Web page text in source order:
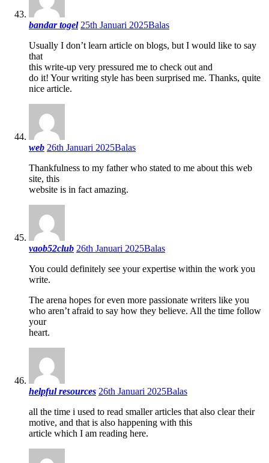
bandar togel 25th Januari 2025Balas
Usually I don’t learn article on blogs, but I would like to say
that
this write-up very pressured me to check out and
do it! Your writing style has been surprised me. Thanks, quite
nice article.
web 26th Januari 2025Balas
Thankfulness to my father who stated to me about this web
site, this
website is in fact amazing.
vaob52club 26th Januari 2025Balas
You could definitely see your expertise within the work you
write.
The arena hopes for even more passionate writers like you
who aren’t afraid to say how they believe. All the time follow
your
heart.
helpful resources 26th Januari 2025Balas
all the time i used to read smaller articles that also clear their
motive, and that is also happening with this
article which I am reading here.